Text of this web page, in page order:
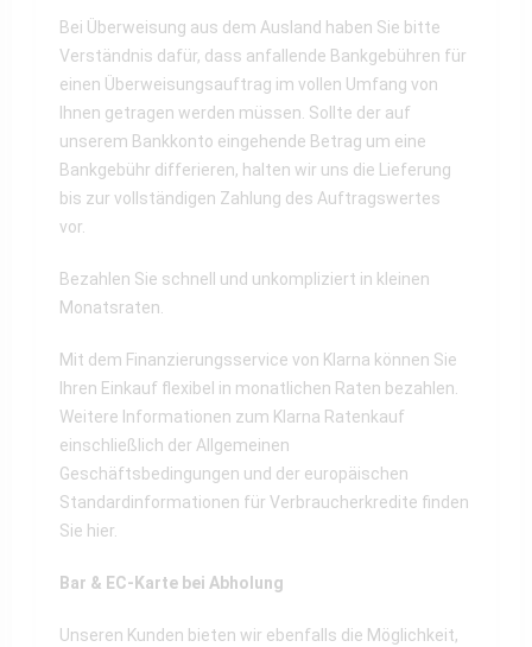
Bei Überweisung aus dem Ausland haben Sie bitte
Verständnis dafür, dass anfallende Bankgebühren für
einen Überweisungsauftrag im vollen Umfang von
Ihnen getragen werden müssen. Sollte der auf
unserem Bankkonto eingehende Betrag um eine
Bankgebühr differieren, halten wir uns die Lieferung
bis zur vollständigen Zahlung des Auftragswertes
vor.
Bezahlen Sie schnell und unkompliziert in kleinen
Monatsraten.
Mit dem Finanzierungsservice von Klarna können Sie
Ihren Einkauf flexibel in monatlichen Raten bezahlen.
Weitere Informationen zum Klarna Ratenkauf
einschließlich der Allgemeinen
Geschäftsbedingungen und der europäischen
Standardinformationen für Verbraucherkredite finden
Sie hier.
Bar & EC-Karte bei Abholung
Unseren Kunden bieten wir ebenfalls die Möglichkeit,